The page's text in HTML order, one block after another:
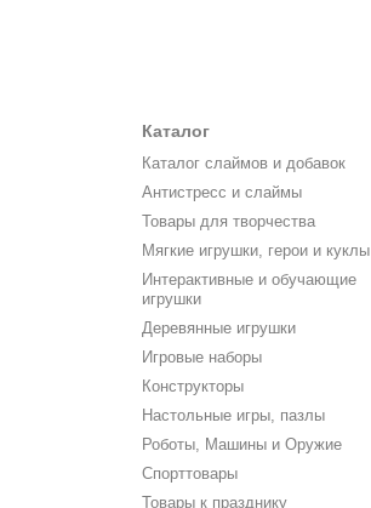
Каталог
Каталог слаймов и добавок
Антистресс и слаймы
Товары для творчества
Мягкие игрушки, герои и куклы
Интерактивные и обучающие
игрушки
Деревянные игрушки
Игровые наборы
Конструкторы
Настольные игры, пазлы
Роботы, Машины и Оружие
Спорттовары
Товары к празднику